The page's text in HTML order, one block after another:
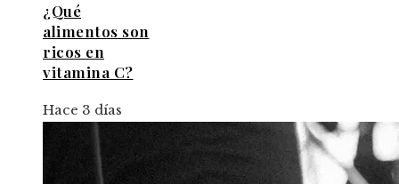
¿Qué
alimentos son
ricos en
vitamina C?
Hace 3 días